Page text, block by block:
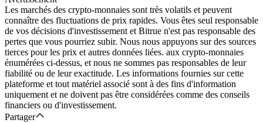
Les marchés des crypto-monnaies sont très volatils et peuvent
connaître des fluctuations de prix rapides. Vous êtes seul responsable
de vos décisions d'investissement et Bitrue n'est pas responsable des
pertes que vous pourriez subir. Nous nous appuyons sur des sources
tierces pour les prix et autres données liées. aux crypto-monnaies
énumérées ci-dessus, et nous ne sommes pas responsables de leur
fiabilité ou de leur exactitude. Les informations fournies sur cette
plateforme et tout matériel associé sont à des fins d'information
uniquement et ne doivent pas être considérées comme des conseils
financiers ou d'investissement.
Partager